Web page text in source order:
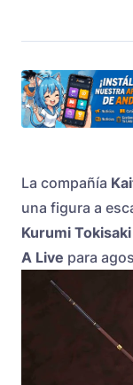
La compañía
una figura a
Kurumi Tokisaki
A Live para